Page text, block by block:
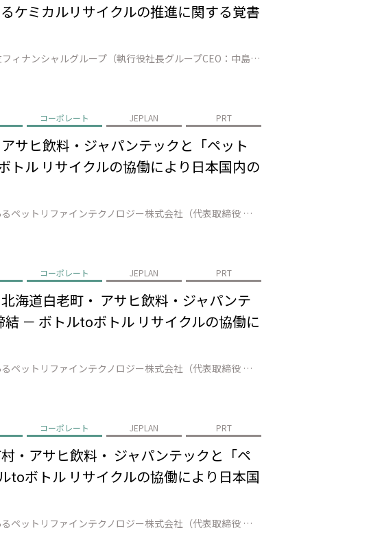
ケミカルリサイクルの推進に関する覚書
株式会社JEPLAN（代表取締役 執行役員社長 髙尾正樹、以下、「JEPLAN」）、株式会社三井住友フィナンシャルグループ（執行役社長グループCEO：中島 達、以下、グループを総称し「SMBCグループ」）、アサヒ飲料株式会社（代表取締役社長:近藤 佳代子、以下「アサヒ飲料」）は、ケミカルリサイクル事業の拡大に向けた協力…
コーポレート JEPLAN PRT
サヒ飲料・ジャパンテックと「ペット
トル リサイクルの協働により日本国内の
株式会社JEPLAN（代表取締役 執行役員社長：髙尾 正樹、以下「JEPLAN」）のグループ会社であるペットリファインテクノロジー株式会社（代表取締役 執行役員社長：伊賀 大悟、以下「ペットリファインテクノロジー」）は、美唄市（市長：桜井 恒）、アサヒ飲料株式会社（代表取締役社長：米女 太一、以下「アサヒ飲料」）、ジャ…
コーポレート JEPLAN PRT
海道白老町・ アサヒ飲料・ジャパンテ
－ ボトルtoボトル リサイクルの協働に
株式会社JEPLAN（代表取締役 執行役員社長：髙尾 正樹、以下「JEPLAN」）のグループ会社であるペットリファインテクノロジー株式会社（代表取締役 執行役員社長：伊賀 大悟、以下「ペットリファインテクノロジー」）は、登別市（市長：小笠原 春一）、白老町（町長：大塩 英男）、アサヒ飲料株式会社（代表取締役社長：米女 …
コーポレート JEPLAN PRT
・アサヒ飲料・ ジャパンテックと「ペ
toボトル リサイクルの協働により日本国
株式会社JEPLAN（代表取締役 執行役員社長：髙尾 正樹、以下「JEPLAN」）のグループ会社であるペットリファインテクノロジー株式会社（代表取締役 執行役員社長：伊賀 大悟、以下「ペットリファインテクノロジー」）は、中富良野町（町長：小松田 清）、富良野市（市長：北 猛俊）、南富良野町（町長：髙橋 秀樹）、占冠村（…